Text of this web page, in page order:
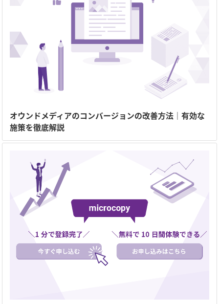
オウンドメディアのコンバージョンの改善方法｜有効な
施策を徹底解説